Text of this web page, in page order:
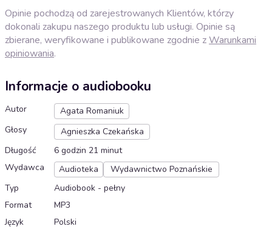
Opinie pochodzą od zarejestrowanych Klientów, którzy
dokonali zakupu naszego produktu lub usługi. Opinie są
zbierane, weryfikowane i publikowane zgodnie zWarunkami
opiniowania.
Informacje o audiobooku
Autor
Agata Romaniuk
Głosy
Agnieszka Czekańska
Długość
6 godzin 21 minut
Wydawca
Audioteka
Wydawnictwo Poznańskie
Typ
Audiobook - pełny
Format
MP3
Język
Polski